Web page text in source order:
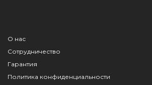
О нас
Сотрудничество
Гарантия
Политика конфиденциальности